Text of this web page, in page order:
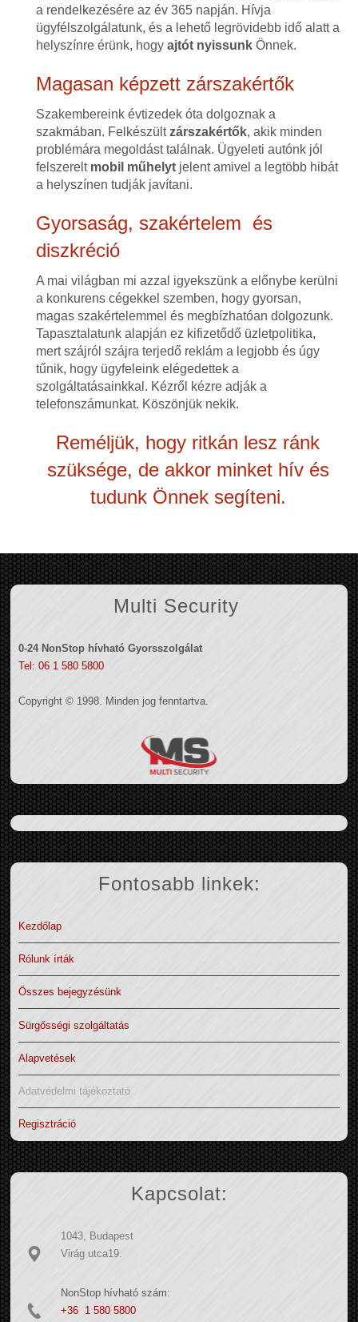
a rendelkezésére az év 365 napján. Hívja
ügyfélszolgálatunk, és a lehető legrövidebb idő alatt a
helyszínre érünk, hogy ajtót nyissunkÖnnek.
Magasan képzett zárszakértők
Szakembereink évtizedek óta dolgoznak a
szakmában. Felkészültzárszakértők, akik minden
problémára megoldást találnak. Ügyeleti autónk jól
felszerelt mobil műhelytjelent amivel a legtöbb hibát
a helyszínen tudják javítani.
Gyorsaság, szakértelem és
diszkréció
A mai világban mi azzal igyekszünk a előnybe kerülni
a konkurens cégekkel szemben, hogy gyorsan,
magas szakértelemmel és megbízhatóan dolgozunk.
Tapasztalatunk alapján ez kifizetődő üzletpolitika,
mert szájról szájra terjedő reklám a legjobb és úgy
tűnik, hogy ügyfeleink elégedettek a
szolgáltatásainkkal. Kézről kézre adják a
telefonszámunkat. Köszönjük nekik.
Reméljük, hogy ritkán lesz ránk
szüksége, de akkor minket hív és
tudunk Önnek segíteni.
Multi Security
0-24 NonStop hívható Gyorsszolgálat
Tel: 06 1 580 5800
Copyright © 1998. Minden jog fenntartva.
Fontosabb linkek:
Kezdőlap
Rólunk írták
Összes bejegyzésünk
Sürgősségi szolgáltatás
Alapvetések
Adatvédelmi tájékoztató
Regisztráció
Kapcsolat:
1043, Budapest
Virág utca19.
NonStop hívható szám:
+36 1 580 5800